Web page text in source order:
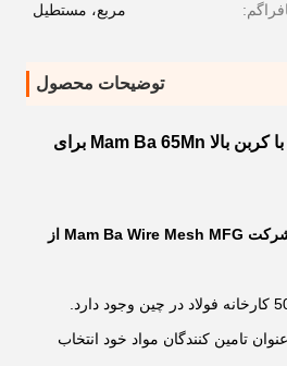
مربع، مستطیل
توضیحات محصول
مش صفحه فلزی معدنی با کربن بالا Mam Ba 65Mn برای
سیستم کنترل کیفیت دقیق شرکت Mam Ba Wire Mesh MFG از
به عنوان تامین کنندگان مواد خود انتخاب